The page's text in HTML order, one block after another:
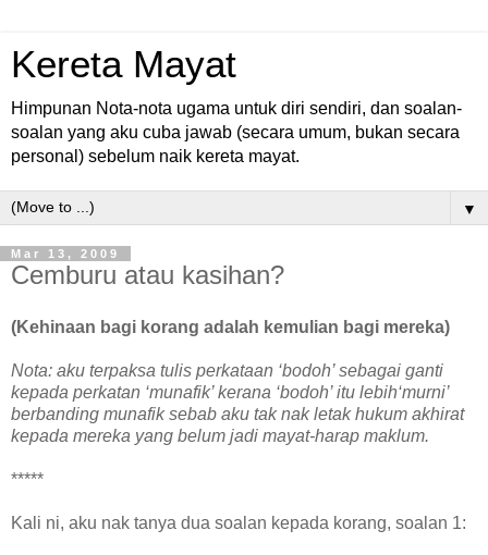
Kereta Mayat
Himpunan Nota-nota ugama untuk diri sendiri, dan soalan-
soalan yang aku cuba jawab (secara umum, bukan secara
personal) sebelum naik kereta mayat.
▼
Mar 13, 2009
Cemburu atau kasihan?
(Kehinaan bagi korang adalah kemulian bagi mereka)
Nota: aku terpaksa tulis perkataan ‘bodoh’ sebagai ganti
kepada perkatan ‘munafik’ kerana ‘bodoh’ itu lebih‘murni’
berbanding munafik sebab aku tak nak letak hukum akhirat
kepada mereka yang belum jadi mayat-harap maklum.
*****
Kali ni, aku nak tanya dua soalan kepada korang, soalan 1: